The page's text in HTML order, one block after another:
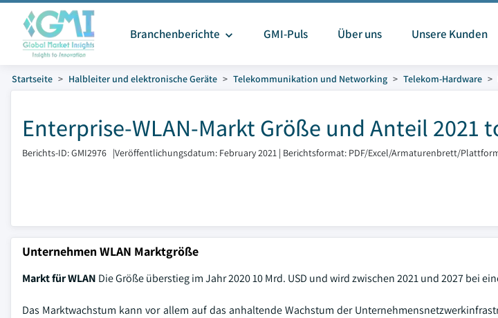
Branchenberichte GMI-Puls Über uns Unsere Kunden
Startseite Halbleiter und elektronische Geräte Telekommunikation und Networking Telekom-Hardware
Enterprise-WLAN-Markt Größe und Anteil 2021
Berichts-ID: GMI2976 |Veröffentlichungsdatum: February 2021 | Berichtsformat: PDF/Excel/Armaturenbrett/
Unternehmen WLAN Marktgröße
Markt für WLAN Die Größe überstieg im Jahr 2020 10 Mrd. USD und wird zwischen 2021 und 2027 bei
Das Marktwachstum kann vor allem auf das anhaltende Wachstum der